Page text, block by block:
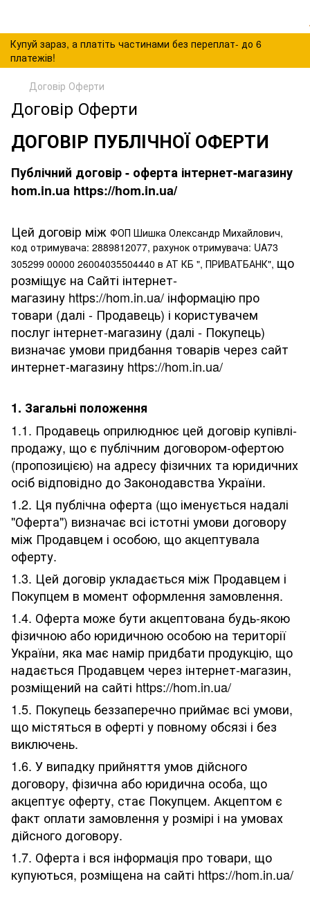
Купуй зараз, а платіть частинами без переплат- до 6
платежів!
Договір Оферти
Договір Оферти
ДОГОВІР ПУБЛІЧНОЇ ОФЕРТИ
Публічний договір - оферта інтернет-магазину
hom.in.ua https://hom.in.ua/
Цей договір між ФОП Шишка Олександр Михайлович,
код отримувача: 2889812077, рахунок отримувача: UA73
305299 00000 26004035504440 в АТ КБ ", ПРИВАТБАНК", що
розміщує на Сайті інтернет-
магазину https://hom.in.ua/ інформацію про
товари (далі - Продавець) і користувачем
послуг інтернет-магазину (далі - Покупець)
визначає умови придбання товарів через сайт
интернет-магазину https://hom.in.ua/
1. Загальні положення
1.1. Продавець оприлюднює цей договір купівлі-
продажу, що є публічним договором-офертою
(пропозицією) на адресу фізичних та юридичних
осіб відповідно до Законодавства України.
1.2. Ця публічна оферта (що іменується надалі
"Оферта") визначає всі істотні умови договору
між Продавцем і особою, що акцептувала
оферту.
1.3. Цей договір укладається між Продавцем і
Покупцем в момент оформлення замовлення.
1.4. Оферта може бути акцептована будь-якою
фізичною або юридичною особою на території
України, яка має намір придбати продукцію, що
надається Продавцем через інтернет-магазин,
розміщений на сайті https://hom.in.ua/
1.5. Покупець беззаперечно приймає всі умови,
що містяться в оферті у повному обсязі і без
виключень.
1.6. У випадку прийняття умов дійсного
договору, фізична або юридична особа, що
акцептує оферту, стає Покупцем. Акцептом є
факт оплати замовлення у розмірі і на умовах
дійсного договору.
1.7. Оферта і вся інформація про товари, що
купуються, розміщена на сайті https://hom.in.ua/